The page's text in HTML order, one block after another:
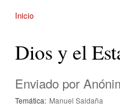
Inicio
Dios y el
Enviado por
Temática: Manuel Saldaña